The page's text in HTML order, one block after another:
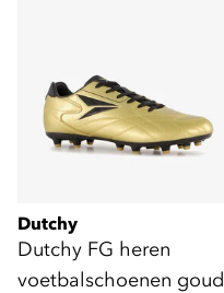
Dutchy
Dutchy FG heren
voetbalschoenen goud